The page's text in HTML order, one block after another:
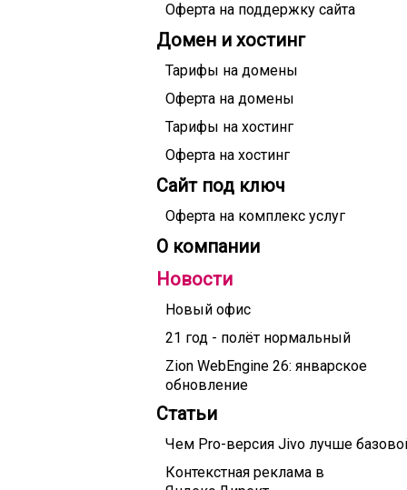
Оферта на поддержку сайта
Домен и хостинг
Тарифы на домены
Оферта на домены
Тарифы на хостинг
Оферта на хостинг
Сайт под ключ
Оферта на комплекс услуг
О компании
Новости
Новый офис
21 год - полёт нормальный
Zion WebEngine 26: январское
обновление
Статьи
Чем Pro-версия Jivo лучше
Контекстная реклама в